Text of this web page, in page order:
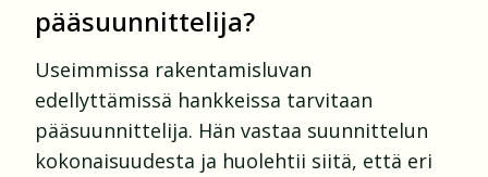
pääsuunnittelija?
Useimmissa rakentamisluvan
edellyttämissä hankkeissa tarvitaan
pääsuunnittelija. Hän vastaa suunnittelun
kokonaisuudesta ja huolehtii siitä, että eri